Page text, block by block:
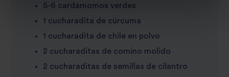
5-6 cardamomos verdes
1 cucharadita de cúrcuma
1 cucharadita de chile en polvo
2 cucharaditas de comino molido
2 cucharaditas de semillas de cilantro